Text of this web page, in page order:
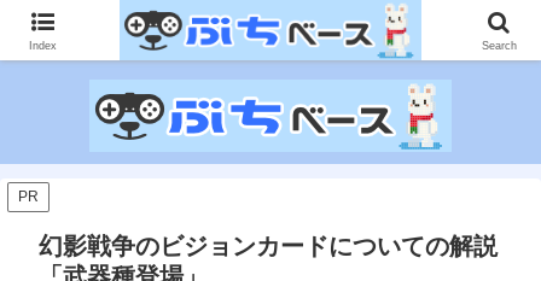
ゲームに課金して得た情報をゲーム記事に仕上げて、収益以上の課金をする無
限機関サイトです。
PR
幻影戦争のビジョンカードについての解説
Index Search